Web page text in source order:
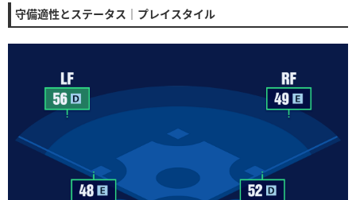
守備適性とステータス｜プレイスタイル